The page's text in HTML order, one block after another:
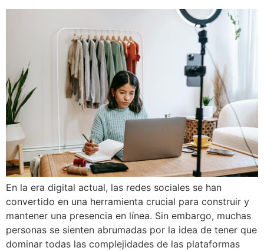
En la era digital actual, las redes sociales se han
convertido en una herramienta crucial para construir y
mantener una presencia en línea. Sin embargo, muchas
personas se sienten abrumadas por la idea de tener que
dominar todas las complejidades de las plataformas